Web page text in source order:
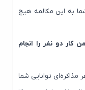
این مکالمه هیچ
نفر را انجام
توانایی‌ شما